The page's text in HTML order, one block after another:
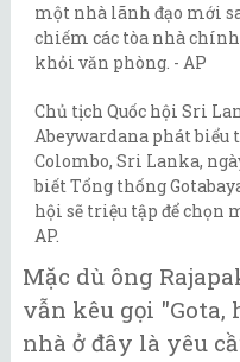
Chủ tịch Quốc hội Sri
Abeywardana phát biểu
Colombo, Sri Lanka,
biết Tổng thống
hội sẽ triệu tập để chọn
AP.
Mặc dù ông
vẫn kêu gọi "Gota,
nhà ở đây là yêu